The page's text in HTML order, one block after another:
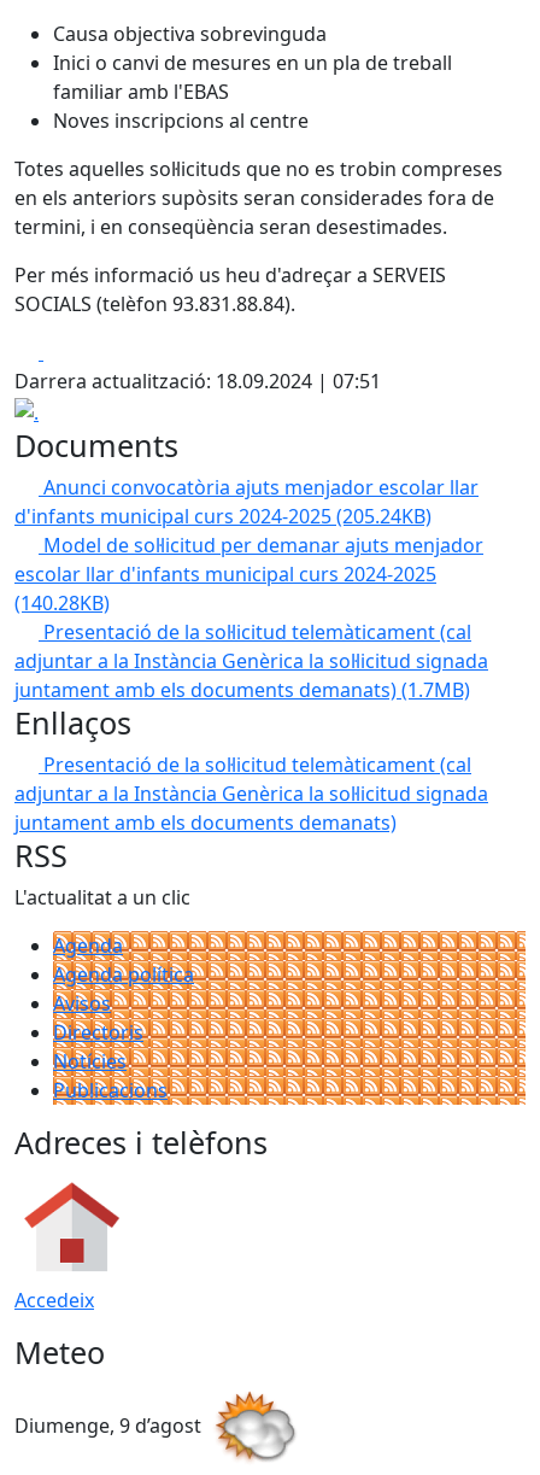
Causa objectiva sobrevinguda
Inici o canvi de mesures en un pla de treball
familiar amb l'EBAS
Noves inscripcions al centre
Totes aquelles sol·licituds que no es trobin compreses
en els anteriors supòsits seran considerades fora de
termini, i en conseqüència seran desestimades.
Per més informació us heu d'adreçar a SERVEIS
SOCIALS (telèfon 93.831.88.84).
Darrera actualització: 18.09.2024 | 07:51
.
Documents
Anunci convocatòria ajuts menjador escolar llar
d'infants municipal curs 2024-2025(205.24KB)
Model de sol·licitud per demanar ajuts menjador
escolar llar d'infants municipal curs 2024-2025
(140.28KB)
Presentació de la sol·licitud telemàticament (cal
adjuntar a la Instància Genèrica la sol·licitud signada
juntament amb els documents demanats)(1.7MB)
Enllaços
Presentació de la sol·licitud telemàticament (cal
adjuntar a la Instància Genèrica la sol·licitud signada
juntament amb els documents demanats)
RSS
L'actualitat a un clic
Agenda
Agenda política
Avisos
Directoris
Notícies
Publicacions
Adreces i telèfons
Accedeix
Meteo
Diumenge, 9 d’agost